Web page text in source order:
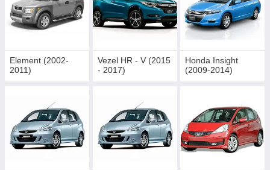
Element (2002-
2011)
Vezel HR - V (2015
- 2017)
Honda Insight
(2009-2014)